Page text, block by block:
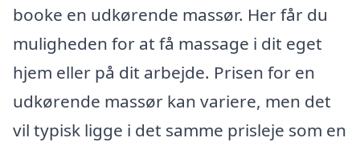
booke en udkørende massør. Her får du
muligheden for at få massage i dit eget
hjem eller på dit arbejde. Prisen for en
udkørende massør kan variere, men det
vil typisk ligge i det samme prisleje som en